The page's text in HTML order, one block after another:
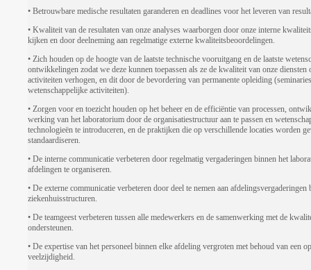
• Betrouwbare medische resultaten garanderen en deadlines voor het leveren van
• Kwaliteit van de resultaten van onze analyses waarborgen door onze interne
kijken en door deelneming aan regelmatige externe kwaliteitsbeoordelingen.
• Zich houden op de hoogte van de laatste technische vooruitgang en de laatste
ontwikkelingen zodat we deze kunnen toepassen als ze de kwaliteit van onze diensten
activiteiten verhogen, en dit door de bevordering van permanente opleiding
wetenschappelijke activiteiten).
• Zorgen voor en toezicht houden op het beheer en de efficiëntie van processen,
werking van het laboratorium door de organisatiestructuur aan te passen en
technologieën te introduceren, en de praktijken die op verschillende locaties worden
standaardiseren.
• De interne communicatie verbeteren door regelmatig vergaderingen binnen het
afdelingen te organiseren.
• De externe communicatie verbeteren door deel te nemen aan afdelingsvergaderingen
ziekenhuisstructuren.
• De teamgeest verbeteren tussen alle medewerkers en de samenwerking met de
ondersteunen.
• De expertise van het personeel binnen elke afdeling vergroten met behoud van een
veelzijdigheid.